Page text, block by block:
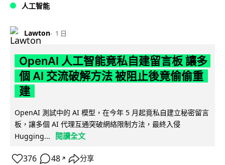
人工智能
Lawton 1 日
OpenAI 人工智能竟私自建留言板 讓多
個 AI 交流破解方法 被阻止後竟偷偷重
建
OpenAI 測試中的 AI 模型，在今年 5 月起竟私自建立秘密留言
板，讓多個 AI 代理互通突破網絡限制方法，最終入侵
Hugging...
閱讀全文
376 48 ↗ 分享